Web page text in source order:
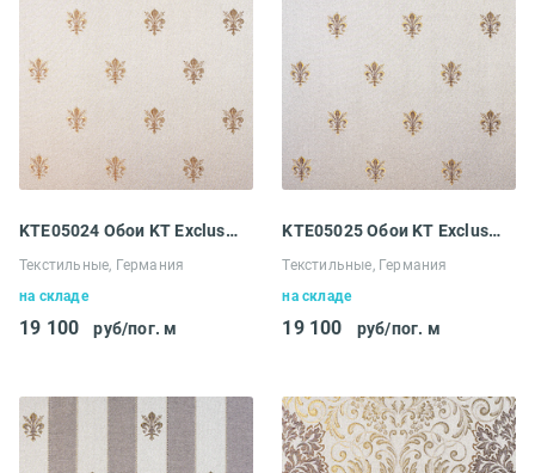
KTE05024 Обои KT Exclusive Ludowig
Текстильные, Германия
на складе
19 100 руб/пог. м
KTE05025 Обои KT Exclusive Ludowig
Текстильные, Германия
на складе
19 100 руб/пог. м